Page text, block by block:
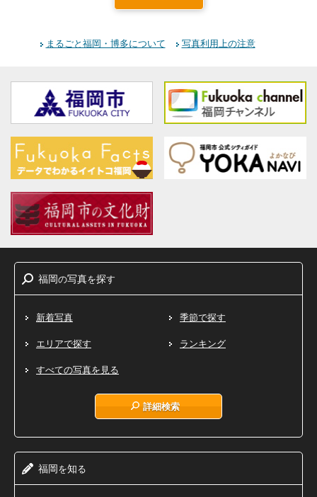
まるごと福岡・博多について 写真利用上の注意
福岡の写真を探す
新着写真 季節で探す
エリアで探す ランキング
すべての写真を見る
詳細検索
福岡を知る